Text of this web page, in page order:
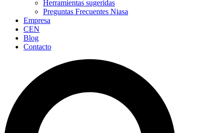
Herramientas sugeridas
Preguntas Frecuentes Niasa
Empresa
CEN
Blog
Contacto